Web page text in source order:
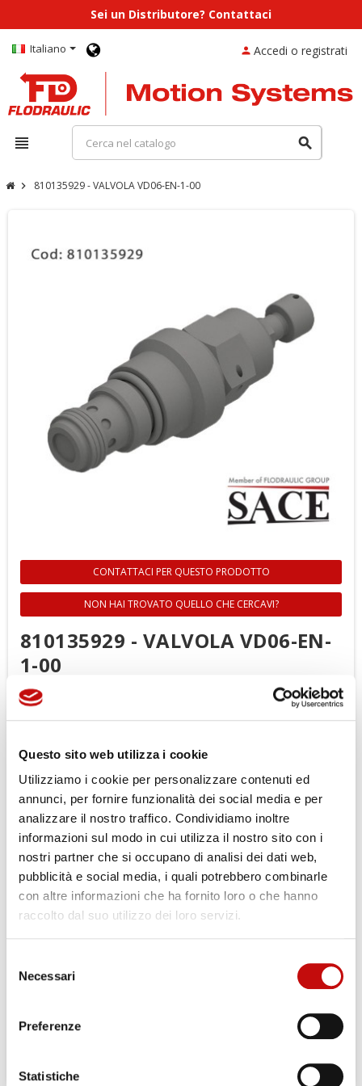
Questo sito web utilizza i cookie
Utilizziamo i cookie per personalizzare contenuti ed
annunci, per fornire funzionalità dei social media e per
analizzare il nostro traffico. Condividiamo inoltre
informazioni sul modo in cui utilizza il nostro sito con i
nostri partner che si occupano di analisi dei dati web,
pubblicità e social media, i quali potrebbero combinarle
con altre informazioni che ha fornito loro o che hanno
raccolto dal suo utilizzo dei loro servizi.
delNecessari
Preferenze
Statistiche
Aggiungi alla lista dei desideri
add_circle_outline Crea nuova lista
Crea lista dei desideri
Nome lista dei desideri
Devi avere effettuato l'accesso per salvare dei prodotti
Sei un Distributore? Contattaci
Italiano
view_headline search
person Accedi o registrati
chevron_right 810135929 - VALVOLA VD06-EN-1-00
CONTATTACI PER QUESTO PRODOTTO
NON HAI TROVATO QUELLO CHE CERCAVI?
810135929 - VALVOLA VD06-EN-
1-00
Riferimento
Per completare il tuo acquistoRegistrati
al 23-08-2026 verranno evasi a